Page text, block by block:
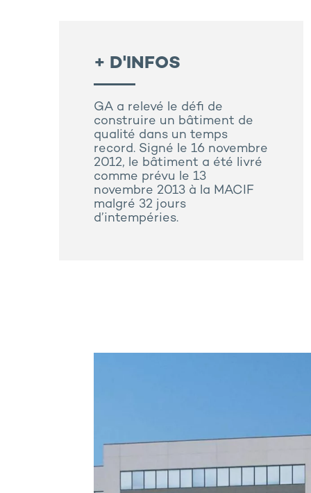
+ D'INFOS
GA a relevé le défi de
construire un bâtiment de
qualité dans un temps
record. Signé le 16 novembre
2012, le bâtiment a été livré
comme prévu le 13
novembre 2013 à la MACIF
malgré 32 jours
d’intempéries.